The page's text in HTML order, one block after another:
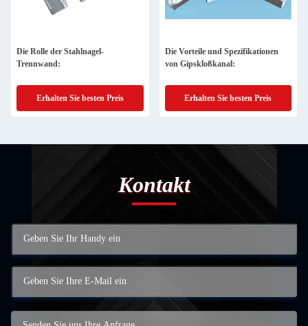
Die Rolle der Stahlnagel-
Trennwand:
Erhalten Sie besten Preis
Die Vorteile und Spezifikationen
von Gipskloßkanal:
Erhalten Sie besten Preis
Kontakt